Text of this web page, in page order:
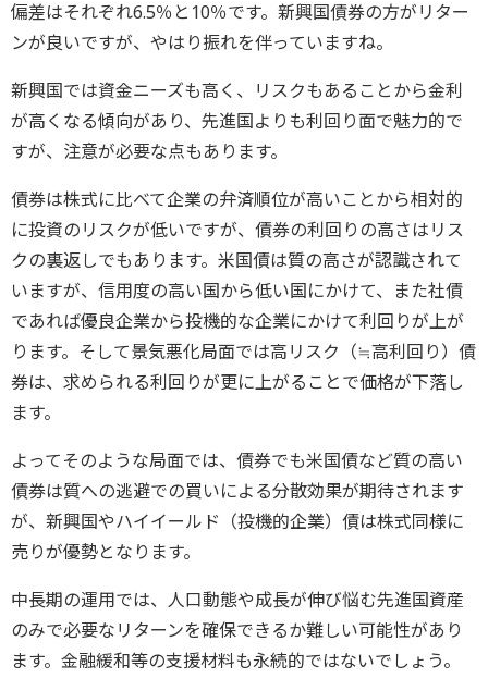
偏差はそれぞれ6.5％と10％です。新興国債券の方がリター
ンが良いですが、やはり振れを伴っていますね。
新興国では資金ニーズも高く、リスクもあることから金利
が高くなる傾向があり、先進国よりも利回り面で魅力的で
すが、注意が必要な点もあります。
債券は株式に比べて企業の弁済順位が高いことから相対的
に投資のリスクが低いですが、債券の利回りの高さはリス
クの裏返しでもあります。米国債は質の高さが認識されて
いますが、信用度の高い国から低い国にかけて、また社債
であれば優良企業から投機的な企業にかけて利回りが上が
ります。そして景気悪化局面では高リスク（≒高利回り）債
券は、求められる利回りが更に上がることで価格が下落し
ます。
よってそのような局面では、債券でも米国債など質の高い
債券は質への逃避での買いによる分散効果が期待されます
が、新興国やハイイールド（投機的企業）債は株式同様に
売りが優勢となります。
中長期の運用では、人口動態や成長が伸び悩む先進国資産
のみで必要なリターンを確保できるか難しい可能性があり
ます。金融緩和等の支援材料も永続的ではないでしょう。